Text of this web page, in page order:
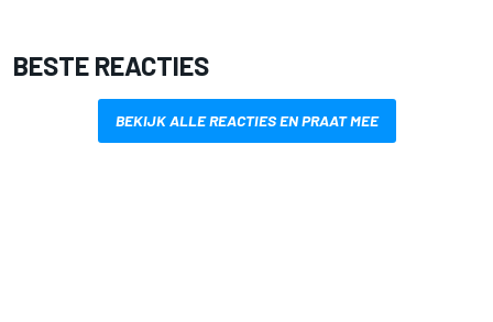
BESTE REACTIES
BEKIJK ALLE REACTIES EN PRAAT MEE